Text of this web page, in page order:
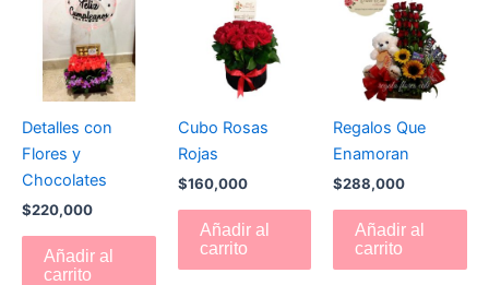
Detalles con
Flores y
Chocolates
$220,000
Añadir al
carrito
Cubo Rosas
Rojas
$160,000
Añadir al
carrito
Regalos Que
Enamoran
$288,000
Añadir al
carrito